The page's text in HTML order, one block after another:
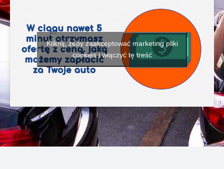
Kliknij, żeby zaakceptować marketing pliki
cookies i włączyć tę treść